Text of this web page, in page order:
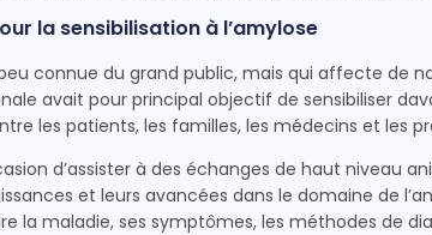
la sensibilisation à l’amylose
connue du grand public, mais qui affecte de
avait pour principal objectif de sensibiliser
les patients, les familles, les médecins et les
d’assister à des échanges de haut niveau
et leurs avancées dans le domaine de
la maladie, ses symptômes, les méthodes de